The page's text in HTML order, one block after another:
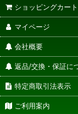
ショッピングカート
マイページ
会社概要
返品/交換・保証に
特定商取引法表示
ご利用案内